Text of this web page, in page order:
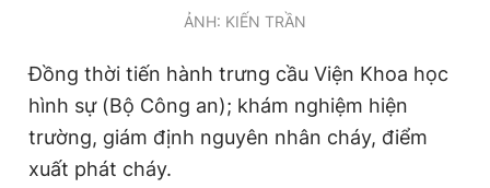
Phó tổng biên tập thường trực: Hải Thành
Phó tổng biên tập: Lâm Hiếu Dũng
Phó tổng biên tập: Trần Việt Hưng
Tổng thư ký tòa soạn: Đức Trung
Giấy phép xuất bản số 110/GP - BTTTT cấp ngày 24.3.2020
© 2003-2026 Bản quyền thuộc về Báo Thanh Niên. Cấm sao
ẢNH: KIẾN TRẦN
Đồng thời tiến hành trưng cầu Viện Khoa học
hình sự (Bộ Công an); khám nghiệm hiện
trường, giám định nguyên nhân cháy, điểm
xuất phát cháy.